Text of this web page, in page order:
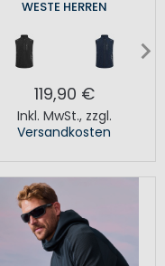
WESTE HERREN
119,90 €
Inkl. MwSt., zzgl.
Versandkosten